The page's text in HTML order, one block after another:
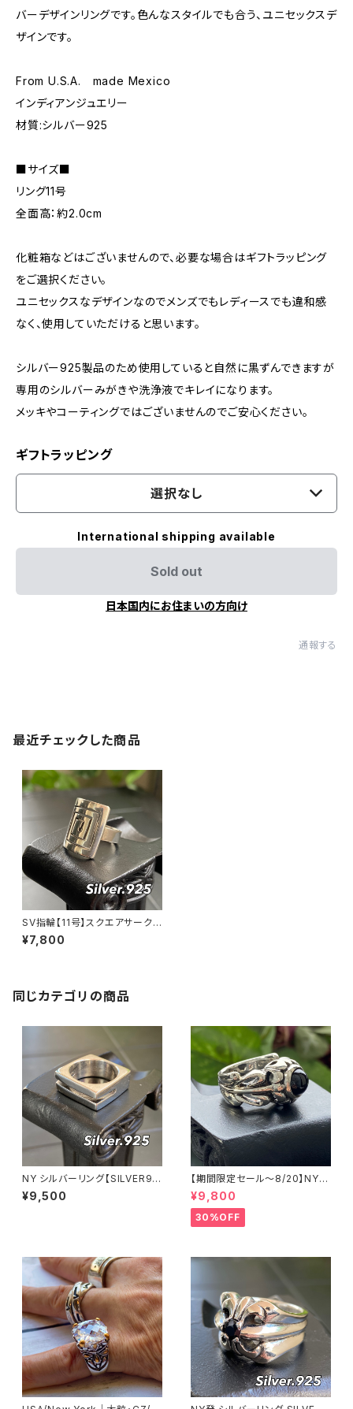
バーデザインリングです。色んなスタイルでも合う、ユニセックスデ
ザインです。
From U.S.A. made Mexico
インディアンジュエリー
材質:シルバー925
■サイズ■
リング11号
全面高：約2.0cm
化粧箱などはございませんので、必要な場合はギフトラッピング
をご選択ください。
ユニセックスなデザインなのでメンズでもレディースでも違和感
なく、使用していただけると思います。
シルバー925製品のため使用していると自然に黒ずんできますが
専用のシルバーみがきや洗浄液でキレイになります。
メッキやコーティングではございませんのでご安心ください。
ギフトラッピング
選択なし
International shipping available
Sold out
日本国内にお住まいの方向け
通報する
最近チェックした商品
SV指輪【11号】スクエアサークル
リング Silver925 インディアン
ジュエリー ホピ ナバホ Mexic
¥7,800
同じカテゴリの商品
NY シルバーリング【SILVER92
5】スクエア 指輪 メンズリング
¥9,500
【期間限定セール～8/20】NYシ
ルバーリング 特大メンズリング
SILVER925 フェザーリング ナ
バホ族 インディアンジュエリー
太め 指輪 ホピ
¥9,800
30%OFF